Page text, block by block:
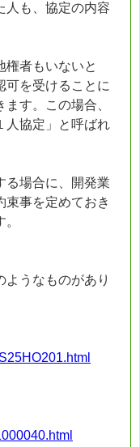
人も、協定の内容
権者もいないと
可を受けることに
す。この場合、
人協定」と呼ばれ
る場合に、開発業
束事を定めておき
うなものがあり